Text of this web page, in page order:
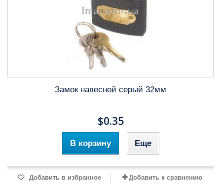
Замок навесной серый 32мм
$0.35
В корзину Еще
Добавить в избранное Добавить к сравнению